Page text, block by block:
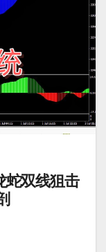
蛇双线狙击